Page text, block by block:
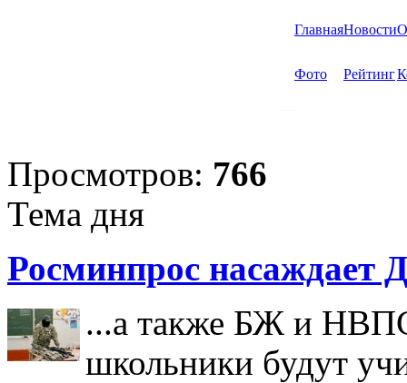
ГлавнаяНовости
Фото Рейтинг
Просмотров: 766
Тема дня
Росминпрос насаждает
...а также БЖ и НВПС
школьники будут